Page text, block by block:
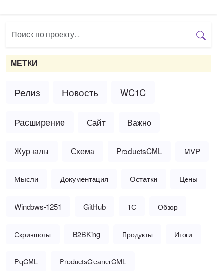
МЕТКИ
Релиз Новость WC1C
Расширение Сайт Важно
Журналы Схема ProductsCML MVP
Мысли Документация Остатки Цены
Windows-1251 GitHub 1С Обзор
Скриншоты B2BKing Продукты Итоги
PqCML ProductsCleanerCML